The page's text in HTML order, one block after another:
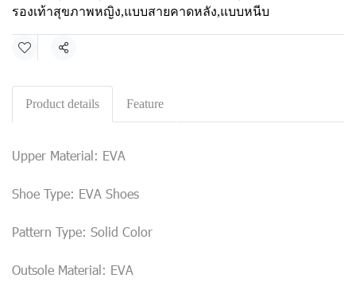
รองเท้าสุขภาพหญิง,แบบสายคาดหลัง,แบบหนีบ
Share
Product details Feature
Upper Material: EVA
Shoe Type: EVA Shoes
Pattern Type: Solid Color
Outsole Material: EVA